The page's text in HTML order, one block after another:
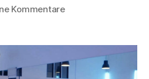
Kommentare